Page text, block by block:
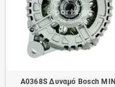
A0368S Δυναμό Bosch MINI